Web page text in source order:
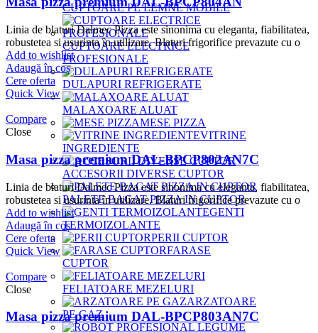
CUPTOARE PE LEMNE MOBILE
CUPTOARE ELECTRICE
PROFESIONALE
DULAPURI REFRIGERATE
MALAXOARE ALUAT
MESE PIZZA
VITRINE
INGREDIENTE
ACCESORII DIVERSE CUPTOR
PALETE BAGAT PIZZA IN CUPTOR
GENTI
TERMOIZOLANTE
PERII CUPTOR
FARASE
CUPTOR
FELIATOARE MEZELURI
ARZATOARE
PE GAZ
Linia de blaturi Dalmec Pizza este sinonima cu eleganta, fiabilitatea,
robustetea si usurinta în utilizare. Blaturi frigorifice prevazute cu o
Add to wishlist
Adaugă în coș
Cere oferta
Quick View
Compare
Close
Masa pizza premium DAL-BPCP802AN7C
Linia de blaturi Dalmec Pizza este sinonima cu eleganta, fiabilitatea,
robustetea si usurinta în utilizare. Blaturi frigorifice prevazute cu o
Add to wishlist
Adaugă în coș
Cere oferta
Quick View
Compare
Close
Masa pizza premium DAL-BPCP803AN7C